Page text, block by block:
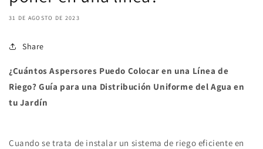
31 DE AGOSTO DE 2023
Share
¿Cuántos Aspersores Puedo Colocar en una Línea de
Riego? Guía para una Distribución Uniforme del Agua en
tu Jardín
Cuando se trata de instalar un sistema de riego eficiente en